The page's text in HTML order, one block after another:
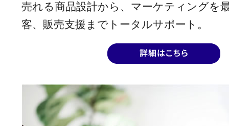
売れる商品設計から、マーケティングを
客、販売支援までトータルサポート。